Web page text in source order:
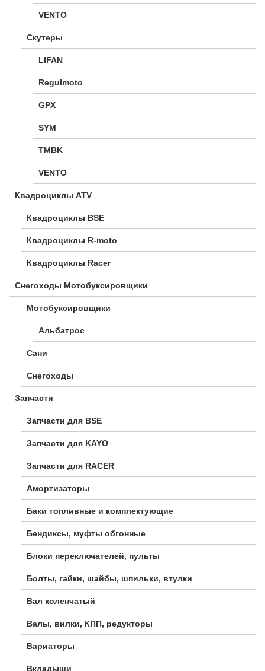
VENTO
Скутеры
LIFAN
Regulmoto
GPX
SYM
TMBK
VENTO
Квадроциклы ATV
Квадроциклы BSE
Квадроциклы R-moto
Квадроциклы Racer
Снегоходы Мотобуксировщики
Мотобуксировщики
Альбатрос
Сани
Снегоходы
Запчасти
Запчасти для BSE
Запчасти для KAYO
Запчасти для RACER
Амортизаторы
Баки топливные и комплектующие
Бендиксы, муфты обгонные
Блоки переключателей, пульты
Болты, гайки, шайбы, шпильки, втулки
Вал коленчатый
Валы, вилки, КПП, редукторы
Вариаторы
Вкладыши